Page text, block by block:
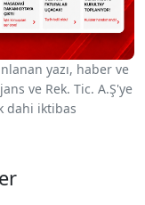
yazı, haber ve
ve Rek. Tic. A.Ş'ye
dahi iktibas